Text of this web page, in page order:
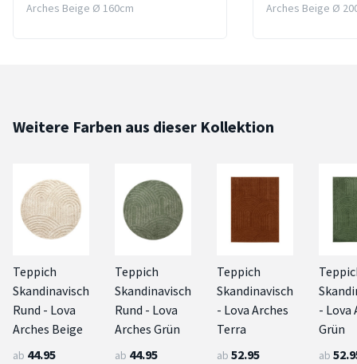
Arches Beige Ø 160cm
Arches Beige Ø
Weitere Farben aus dieser Kollektion
Teppich
Skandinavisch
Rund - Lova
Arches Beige
ab 44.95
Teppich
Skandinavisch
Rund - Lova
Arches Grün
ab 44.95
Teppich
Skandinavisch
- Lova Arches
Terra
ab 52.95
- Lova
Grün
ab